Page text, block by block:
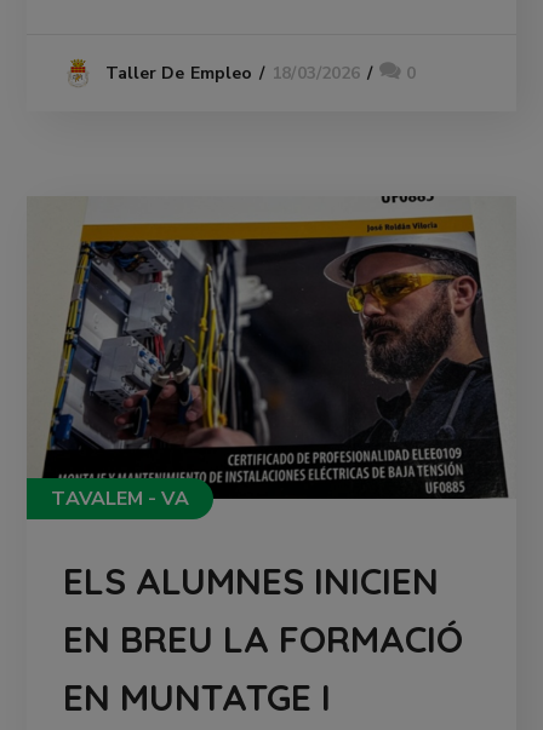
Taller De Empleo 18/03/2026 0
TAVALEM - VA
ELS ALUMNES INICIEN
EN BREU LA FORMACIÓ
EN MUNTATGE I